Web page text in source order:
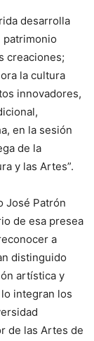
desarrolla
patrimonio
creaciones;
la cultura
innovadores,
en la sesión
de la
y las Artes”.
José Patrón
de esa presea
a
distinguido
artística y
integran los
de las Artes de